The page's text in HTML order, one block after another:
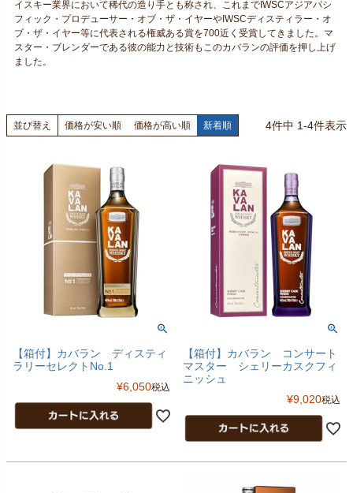
イスキー業界において稀代の造り手とも称され、これまでIWSCアジアパシ
フィック・プロデューサー・オブ・ザ・イヤーやIWSCディスティラー・オ
ブ・ザ・イヤー等に代表される権威ある賞を700近く受賞してきました。マ
スター・ブレンダーである彼の能力と技術もこのカバランの評価を押し上げ
ました。
並び替え 価格が安い順 価格が高い順 新着順 4件中 1-4件表示
【箱付】カバラン ディスティ
ラリーセレクトNo.1
¥6,050税込
【箱付】カバラン コンサート
マスター シェリーカスクフィ
ニッシュ
¥9,020税込